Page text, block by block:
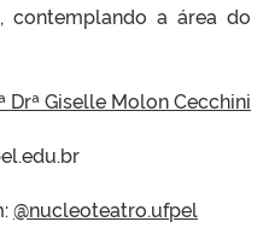
contemplando a área do
Drª Giselle Molon Cecchini
@nucleoteatro.ufpel